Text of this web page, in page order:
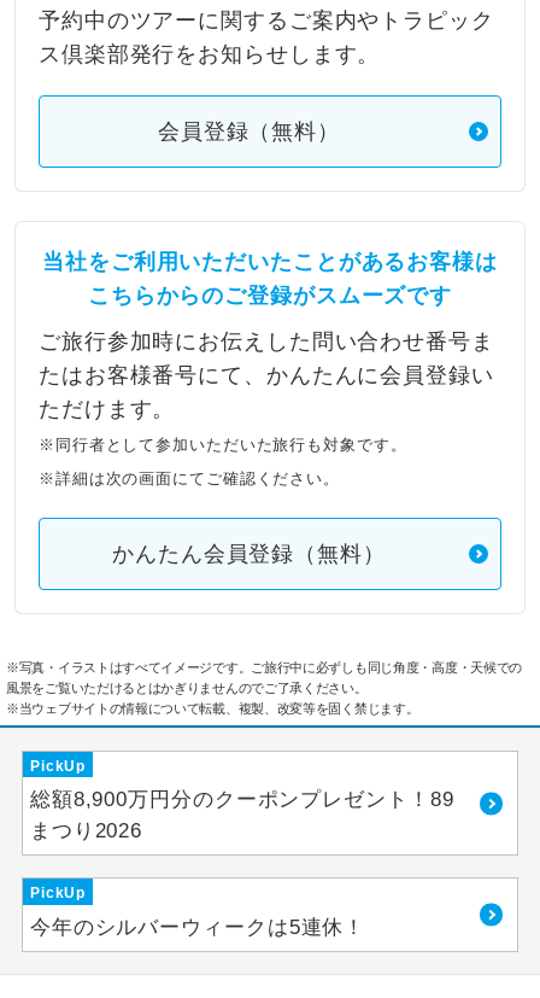
予約中のツアーに関するご案内やトラピック
ス倶楽部発行をお知らせします。
会員登録（無料）
当社をご利用いただいたことがあるお客様は
こちらからのご登録がスムーズです
ご旅行参加時にお伝えした問い合わせ番号ま
たはお客様番号にて、かんたんに会員登録い
ただけます。
※同行者として参加いただいた旅行も対象です。
※詳細は次の画面にてご確認ください。
かんたん会員登録（無料）
※写真・イラストはすべてイメージです。ご旅行中に必ずしも同じ角度・高度・天候での
風景をご覧いただけるとはかぎりませんのでご了承ください。
※当ウェブサイトの情報について転載、複製、改変等を固く禁じます。
PickUp
総額8,900万円分のクーポンプレゼント！89
まつり2026
PickUp
今年のシルバーウィークは5連休！